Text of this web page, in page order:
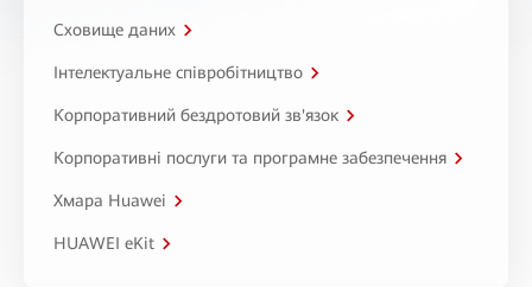
Сховище даних
Інтелектуальне співробітництво
Корпоративний бездротовий зв'язок
Корпоративні послуги та програмне забезпечення
Хмара Huawei
HUAWEI eKit